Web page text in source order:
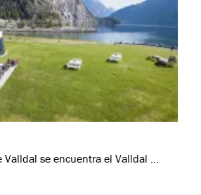
Valldal se encuentra el Valldal …